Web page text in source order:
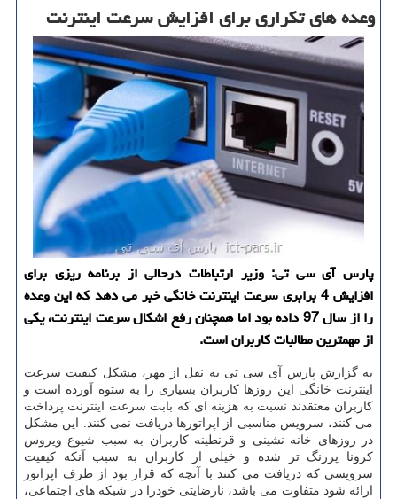
وعده های تكراری برای افزایش سرعت اینترنت
پارس آی سی تی: وزیر ارتباطات درحالی از برنامه ریزی برای
افزایش 4 برابری سرعت اینترنت خانگی خبر می دهد كه این وعده
را از سال 97 داده بود اما همچنان رفع اشكال سرعت اینترنت، یكی
از مهمترین مطالبات كاربران است.
به گزارش پارس آی سی تی به نقل از مهر، مشكل كیفیت سرعت
اینترنت خانگی این روزها كاربران بسیاری را به ستوه آورده است و
كاربران معتقدند نسبت به هزینه ای كه بابت سرعت اینترنت پرداخت
می كنند، سرویس مناسبی از اپراتورها دریافت نمی كنند. این مشكل
در روزهای خانه نشینی و قرنطینه كاربران به سبب شیوع ویروس
كرونا پررنگ تر شده و خیلی از كاربران به سبب آنكه كیفیت
سرویسی كه دریافت می كنند با آنچه كه قرار بود از طرف اپراتور
ارائه شود متفاوت می باشد، نارضایتی خودرا در شبكه های اجتماعی،